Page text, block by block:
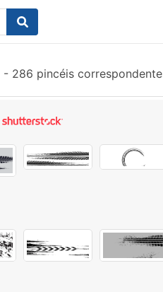
- 286 pincéis